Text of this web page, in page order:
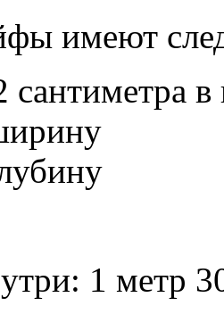
имеют
сантиметра в
1 метр